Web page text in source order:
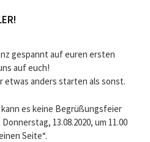
gespannt auf euren ersten
auf euch!
etwas anders starten als sonst.
es keine Begrüßungsfeier
13.08.2020, um 11.00
Seite“.